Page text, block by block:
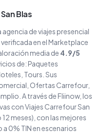
Blas
agencia de viajespresencial
verificada en el Marketplace
media de 4.9/5
de:Paquetes
Tours Sus
Ofertas Carrefour,
A través de Fliinow, los
conViajes Carrefour San
meses), con las mejores
0% TIN en escenarios